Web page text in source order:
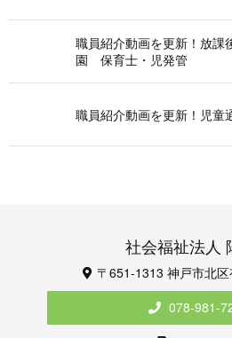
職員紹介動画を更新！放課
園 保育士・児発管
職員紹介動画を更新！児
社会福祉法人
〒651-1313 神戸市北
078-981-